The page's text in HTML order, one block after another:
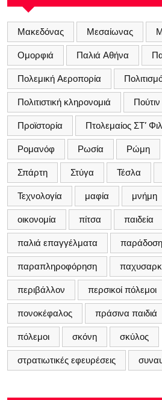
Μακεδόνας Μεσαίωνας
Ομορφιά Παλιά Αθήνα
Πολεμική Αεροπορία
Πολιτιστική κληρονομιά Πούτιν
Προϊστορία Πτολεμαίος ΣΤ’
Ρομανόφ Ρωσία Ρώμη
Σπάρτη Στύγα Τέσλα
Τεχνολογία μαφία μνήμη
οικονομία πίτσα παιδεία
παλιά επαγγέλματα παράδοση
παραπληροφόρηση
περιβάλλον περσικοί πόλεμοι
πονοκέφαλος πράσινα παιδιά
πόλεμοι σκόνη σκύλος
στρατιωτικές εφευρέσεις